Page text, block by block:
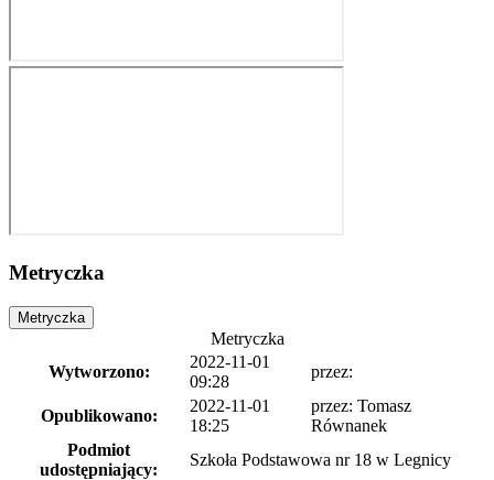
Metryczka
Metryczka
Metryczka
Wytworzono:
2022-11-01
09:28
przez:
Opublikowano:
2022-11-01
18:25
przez: Tomasz
Równanek
Podmiot
udostępniający:
Szkoła Podstawowa nr 18 w Legnicy